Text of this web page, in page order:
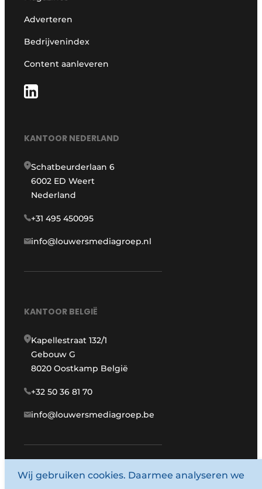
Adverteren
Bedrijvenindex
Content aanleveren
KANTOOR NEDERLAND
Schatbeurderlaan 6
6002 ED Weert
Nederland
+31 495 450095
info@louwersmediagroep.nl
KANTOOR BELGIË
Kapellestraat 132/1
Gebouw G
8020 Oostkamp België
+32 50 36 81 70
info@louwersmediagroep.be
www.louwersmediagroep.com
Wij gebruiken cookies. Daarmee analyseren we